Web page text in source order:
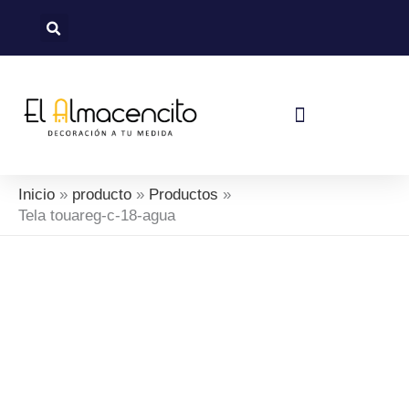
Inicio producto
Productos
Tela touareg-c-18-agua